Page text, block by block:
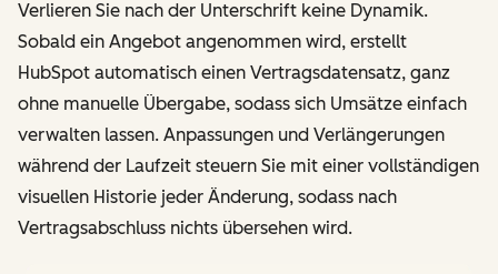
Verlieren Sie nach der Unterschrift keine Dynamik.
Sobald ein Angebot angenommen wird, erstellt
HubSpot automatisch einen Vertragsdatensatz, ganz
ohne manuelle Übergabe, sodass sich Umsätze einfach
verwalten lassen. Anpassungen und Verlängerungen
während der Laufzeit steuern Sie mit einer vollständigen
visuellen Historie jeder Änderung, sodass nach
Vertragsabschluss nichts übersehen wird.